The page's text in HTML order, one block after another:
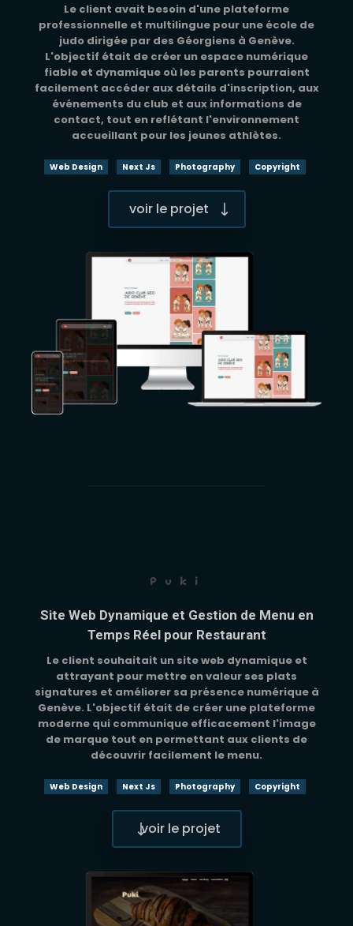
Le client avait besoin d'une plateforme
professionnelle et multilingue pour une école de
judo dirigée par des Géorgiens à Genève.
L'objectif était de créer un espace numérique
fiable et dynamique où les parents pourraient
facilement accéder aux détails d'inscription, aux
événements du club et aux informations de
contact, tout en reflétant l'environnement
accueillant pour les jeunes athlètes.
Web Design Next Js Photography Copyright
voir le projet
Puki
Site Web Dynamique et Gestion de Menu en
Temps Réel pour Restaurant
Le client souhaitait un site web dynamique et
attrayant pour mettre en valeur ses plats
signatures et améliorer sa présence numérique à
Genève. L'objectif était de créer une plateforme
moderne qui communique efficacement l'image
de marque tout en permettant aux clients de
découvrir facilement le menu.
Web Design Next Js Photography Copyright
voir le projet